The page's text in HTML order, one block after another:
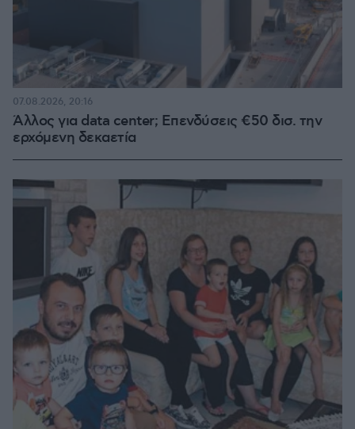
Άλλος για data center; Επενδύσεις €50 δισ. την
ερχόμενη δεκαετία
07.08.2026, 20:16